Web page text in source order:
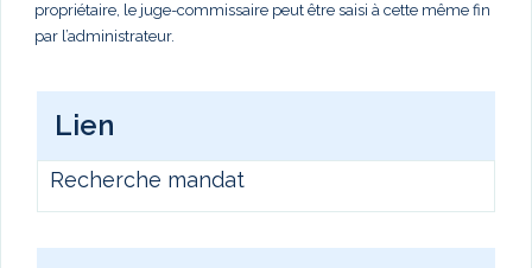
propriétaire, le juge-commissaire peut être saisi à cette même fin
par l’administrateur.
Lien
Recherche mandat